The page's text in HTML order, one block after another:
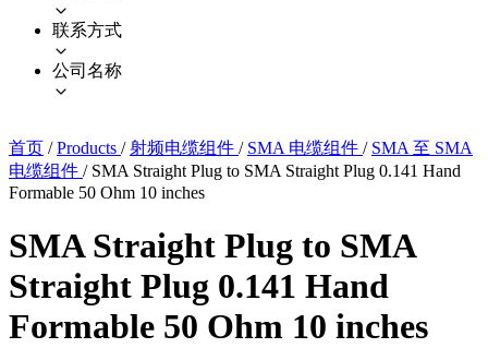
联系方式
公司名称
首页 / Products / 射频电缆组件 / SMA 电缆组件 / SMA 至 SMA
电缆组件 / SMA Straight Plug to SMA Straight Plug 0.141 Hand
Formable 50 Ohm 10 inches
SMA Straight Plug to SMA
Straight Plug 0.141 Hand
Formable 50 Ohm 10 inches